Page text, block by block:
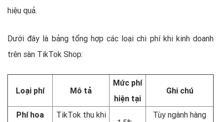
hiệu quả.
Dưới đây là bảng tổng hợp các loại chi phí khi kinh doanh
trên sàn TikTok Shop:
Loại phí Mô tả
Mức phí
hiện tại
Ghi chú
Phí hoa
TikTok thu khi
Tùy ngành hàng